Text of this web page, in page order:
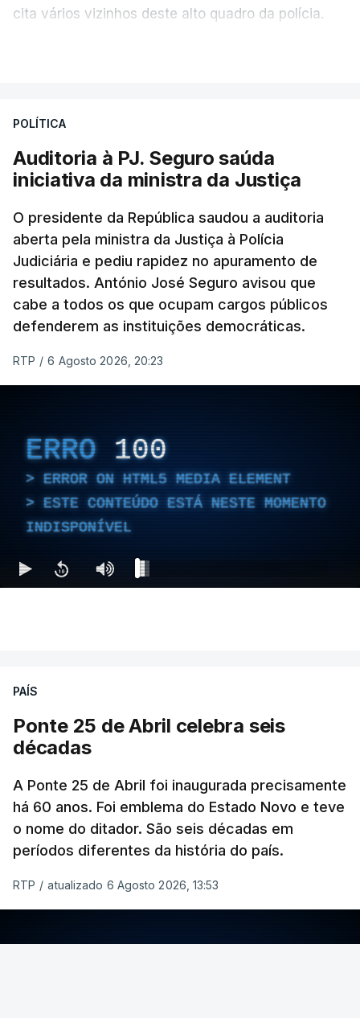
cita vários vizinhos deste alto quadro da polícia.
apreendido numa operação de droga.
POLÍTICA
Auditoria à PJ. Seguro saúda
iniciativa da ministra da Justiça
O presidente da República saudou a auditoria
aberta pela ministra da Justiça à Polícia
Judiciária e pediu rapidez no apuramento de
resultados. António José Seguro avisou que
cabe a todos os que ocupam cargos públicos
defenderem as instituições democráticas.
RTP / 6 Agosto 2026, 20:23
ERRO 100
ERROR ON HTML5 MEDIA ELEMENT
ESTE CONTEÚDO ESTÁ NESTE MOMENTO
INDISPONÍVEL
PAÍS
Ponte 25 de Abril celebra seis
décadas
A Ponte 25 de Abril foi inaugurada precisamente
há 60 anos. Foi emblema do Estado Novo e teve
o nome do ditador. São seis décadas em
períodos diferentes da história do país.
RTP / atualizado 6 Agosto 2026, 13:53